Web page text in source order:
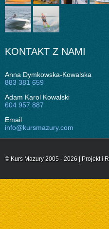
KONTAKT Z NAMI
Anna Dymkowska-Kowalska
883 381 659
Adam Karol Kowalski
604 957 887
Email
info@kursmazury.com
© Kurs Mazury 2005 - 2026 | Projekt i